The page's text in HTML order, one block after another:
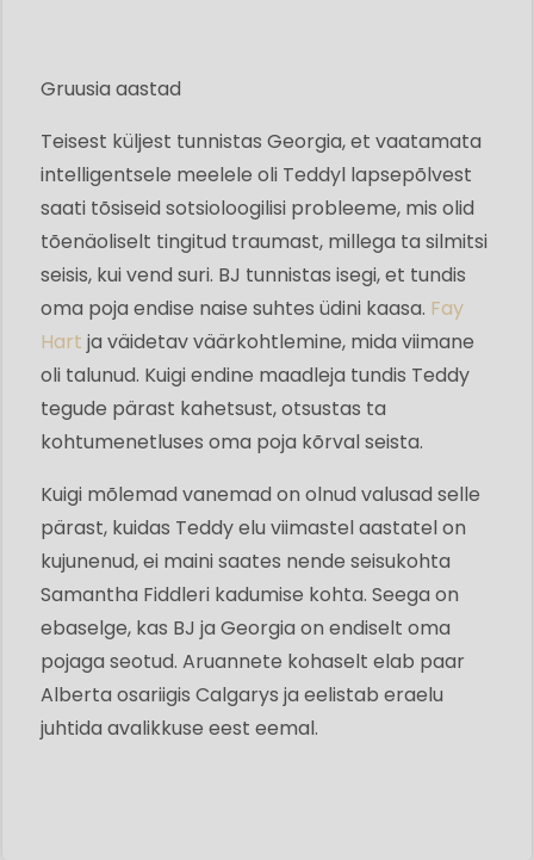
Gruusia aastad
Teisest küljest tunnistas Georgia, et vaatamata
intelligentsele meelele oli Teddyl lapsepõlvest
saati tõsiseid sotsioloogilisi probleeme, mis olid
tõenäoliselt tingitud traumast, millega ta silmitsi
seisis, kui vend suri. BJ tunnistas isegi, et tundis
oma poja endise naise suhtes üdini kaasa. Fay
Hart ja väidetav väärkohtlemine, mida viimane
oli talunud. Kuigi endine maadleja tundis Teddy
tegude pärast kahetsust, otsustas ta
kohtumenetluses oma poja kõrval seista.
Kuigi mõlemad vanemad on olnud valusad selle
pärast, kuidas Teddy elu viimastel aastatel on
kujunenud, ei maini saates nende seisukohta
Samantha Fiddleri kadumise kohta. Seega on
ebaselge, kas BJ ja Georgia on endiselt oma
pojaga seotud. Aruannete kohaselt elab paar
Alberta osariigis Calgarys ja eelistab eraelu
juhtida avalikkuse eest eemal.